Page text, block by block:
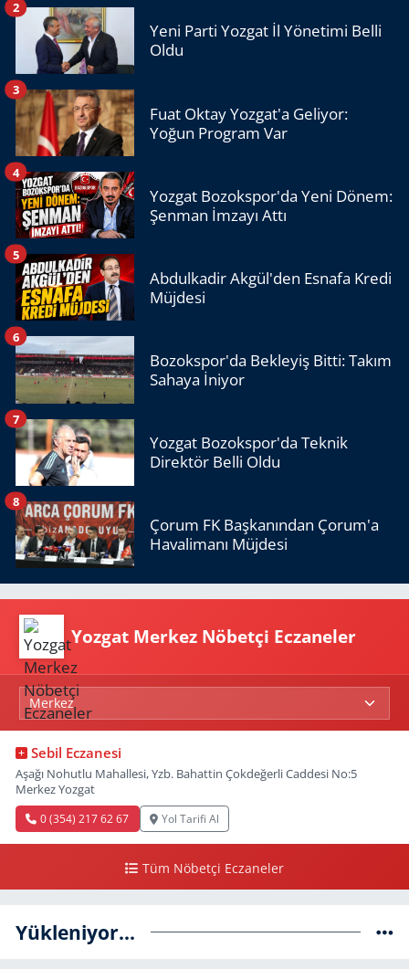
Yeni Parti Yozgat İl Yönetimi Belli
Oldu
2
Fuat Oktay Yozgat'a Geliyor:
Yoğun Program Var
3
Yozgat Bozokspor'da Yeni Dönem:
Şenman İmzayı Attı
4
Abdulkadir Akgül'den Esnafa Kredi
Müjdesi
5
Bozokspor'da Bekleyiş Bitti: Takım
Sahaya İniyor
6
Yozgat Bozokspor'da Teknik
Direktör Belli Oldu
7
Çorum FK Başkanından Çorum'a
Havalimanı Müjdesi
8
Yozgat Merkez Nöbetçi Eczaneler
Sebil Eczanesi
Aşağı Nohutlu Mahallesi, Yzb. Bahattin Çokdeğerli Caddesi No:5
Merkez Yozgat
0 (354) 217 62 67 Yol Tarifi Al
Tüm Nöbetçi Eczaneler
Yükleniyor...